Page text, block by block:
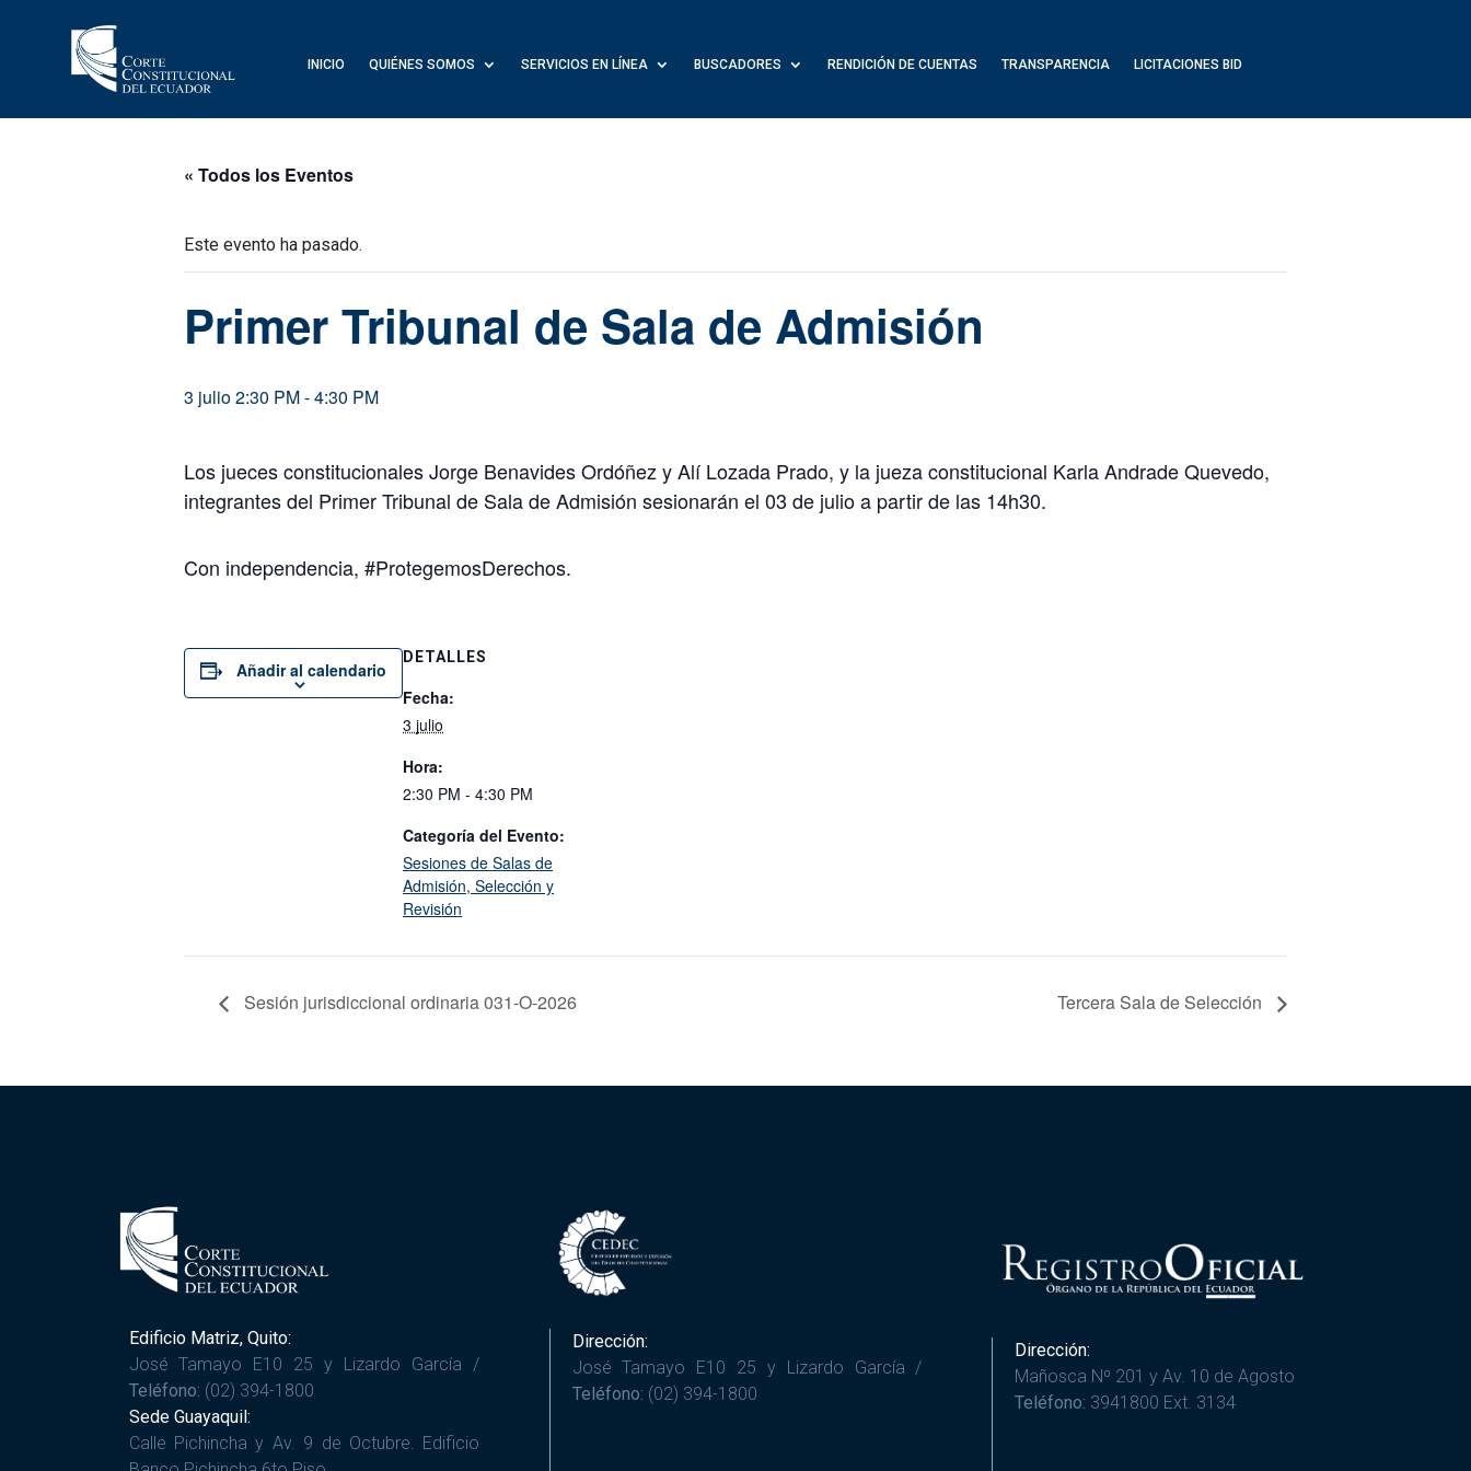
INICIO QUIÉNES SOMOS SERVICIOS EN LÍNEA BUSCADORES RENDICIÓN DE CUENTAS TRANSPARENCIA LICITACIONES BID
« Todos los Eventos
Este evento ha pasado.
Primer Tribunal de Sala de Admisión
3 julio 2:30 PM-4:30 PM
Los jueces constitucionales Jorge Benavides Ordóñez y Alí Lozada Prado, y la jueza constitucional Karla Andrade Quevedo,
integrantes del Primer Tribunal de Sala de Admisión sesionarán el 03 de julio a partir de las 14h30.
Con independencia, #ProtegemosDerechos.
Añadir al calendario
DETALLES
Fecha:
3 julio
Hora:
2:30 PM - 4:30 PM
Categoría del Evento:
Sesiones de Salas de
Admisión, Selección y
Revisión
Sesión jurisdiccional ordinaria 031-O-2026 Tercera Sala de Selección
Edificio Matriz, Quito:
José Tamayo E10 25 y Lizardo García /
Teléfono: (02) 394-1800
Sede Guayaquil:
Calle Pichincha y Av. 9 de Octubre. Edificio
Dirección:
José Tamayo E10 25 y Lizardo García /
Teléfono: (02) 394-1800
Dirección:
Mañosca Nº 201 y Av. 10 de Agosto
Teléfono: 3941800 Ext. 3134